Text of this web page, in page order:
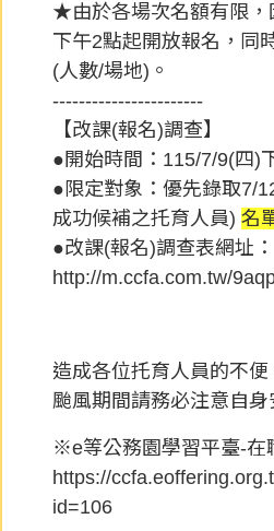
★由於各場次名額有限，
下午2點起開放報名，同
(人數/場地)。
-----------------------
【改課(報名)調查】
●開始時間：115/7/9(四)
●限定對象：優先錄取7/
成功候補之托育人員) 名
●改課(報名)調查表網址：
http://m.ccfa.com.tw/
造成各位托育人員的不便
颱風期間請務必注意自身
※e等公務園學習平臺-在
https://
id=106